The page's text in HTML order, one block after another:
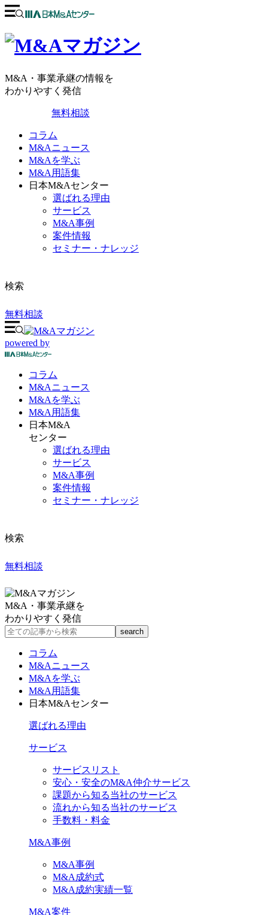
M&A・事業承継の情報を
わかりやすく発信
無料相談
コラム
M&Aニュース
M&Aを学ぶ
M&A用語集
日本M&Aセンター
選ばれる理由
サービス
M&A事例
案件情報
セミナー・ナレッジ
検索
無料相談
powered by
コラム
M&Aニュース
M&Aを学ぶ
M&A 用語集
日本M&A
センター
選ばれる理由
サービス
M&A事例
案件情報
セミナー・ナレッジ
検索
無料相談
M&A・事業承継を
わかりやすく発信
コラム
M&Aニュース
M&Aを学ぶ
M&A用語集
日本M&Aセンター
選ばれる理由
サービス
サービスリスト
安心・安全のM&A仲介サービス
課題から知る当社のサービス
流れから知る当社のサービス
手数料・料金
M&A事例
M&A事例
M&A成約式
M&A成約実績一覧
M&A案件